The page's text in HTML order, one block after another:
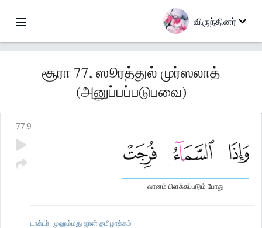
விருந்தினர்
சூரா 77, ஸூரத்துல் முர்ஸலாத்
(அனுப்பப்படுபவை)
77:9
வானம் பிளக்கப்படும் போது
டாக்டர். முஹம்மது ஜான் தமிழாக்கம்